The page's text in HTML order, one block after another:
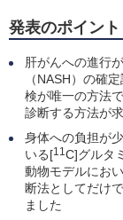
発表のポイント
肝がんへの進行
（NASH）の確
検が唯一の方法
診断する方法が
身体への負担が
いる[11C]グルタ
動物モデルにお
断法としてだけ
ました